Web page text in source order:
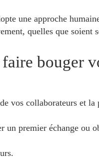
une approche
quelles que soient
bouger
vos collaborateurs et
premier échange ou